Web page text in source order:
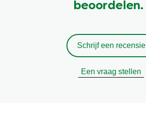
beoordelen.
Schrijf een recensie
Een vraag stellen